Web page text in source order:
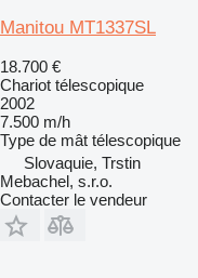
Manitou MT1337SL
18.700 €
Chariot télescopique
2002
7.500 m/h
Type de mât télescopique
Slovaquie, Trstin
Mebachel, s.r.o.
Contacter le vendeur